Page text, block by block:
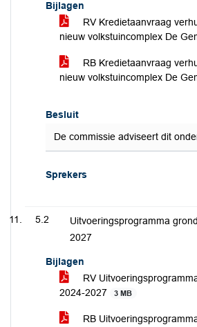
Bijlagen
RV Kredietaanvraag
nieuw volkstuincomplex De
RB Kredietaanvraag
nieuw volkstuincomplex De
Besluit
De commissie adviseert dit
Sprekers
5.2
Uitvoeringsprogramma
2027
Bijlagen
RV
2024-2027
3 MB
RB